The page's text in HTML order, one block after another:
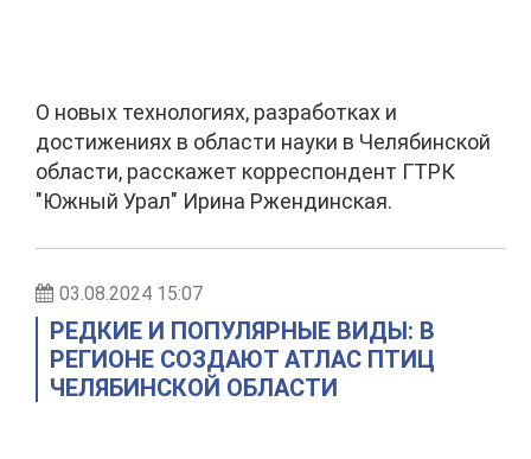
О новых технологиях, разработках и
достижениях в области науки в Челябинской
области, расскажет корреспондент ГТРК
"Южный Урал" Ирина Ржендинская.
03.08.2024 15:07
РЕДКИЕ И ПОПУЛЯРНЫЕ ВИДЫ: В
РЕГИОНЕ СОЗДАЮТ АТЛАС ПТИЦ
ЧЕЛЯБИНСКОЙ ОБЛАСТИ